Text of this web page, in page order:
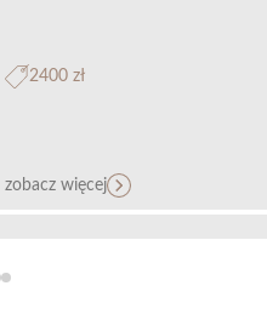
2400 zł
zobacz więcej